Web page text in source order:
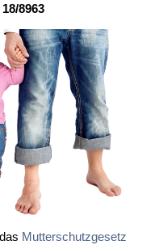
8963
Mut­ter­schutz­ge­setz